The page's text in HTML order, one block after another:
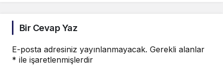
Bir Cevap Yaz
E-posta adresiniz yayınlanmayacak. Gerekli alanlar
* ile işaretlenmişlerdir